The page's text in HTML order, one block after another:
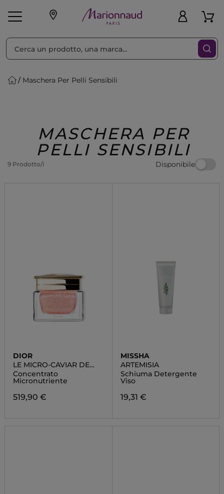
Make-up Profumi
Regalo
Maschera Per Pelli Sensibili
MASCHERA PER
PELLI SENSIBILI
9 Prodotto/i Disponibile
Ordina per Filtra
DIOR
LE MICRO-CAVIAR DE
ROSE
Concentrato
Micronutriente
519,90 €
MISSHA
ARTEMISIA
Schiuma Detergente
Viso
19,31 €